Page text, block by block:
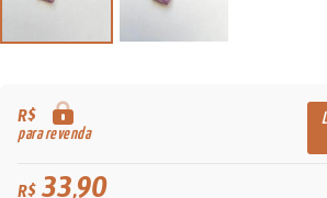
R$
para revenda